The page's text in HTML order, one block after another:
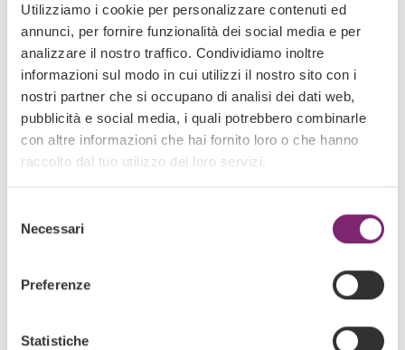
Utilizziamo i cookie per personalizzare contenuti ed
annunci, per fornire funzionalità dei social media e per
analizzare il nostro traffico. Condividiamo inoltre
informazioni sul modo in cui utilizzi il nostro sito con i
nostri partner che si occupano di analisi dei dati web,
pubblicità e social media, i quali potrebbero combinarle
con altre informazioni che hai fornito loro o che hanno
raccolto dal tuo utilizzo dei loro servizi.
delNecessari
Preferenze
Statistiche
Kameleeon